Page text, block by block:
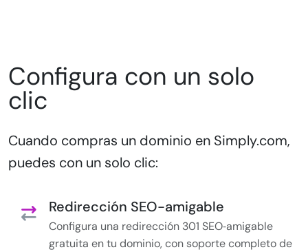
Configura con un solo
clic
Cuando compras un dominio en Simply.com,
puedes con un solo clic:
Redirección SEO-amigable
Configura una redirección 301 SEO‑amigable
gratuita en tu dominio, con soporte completo de